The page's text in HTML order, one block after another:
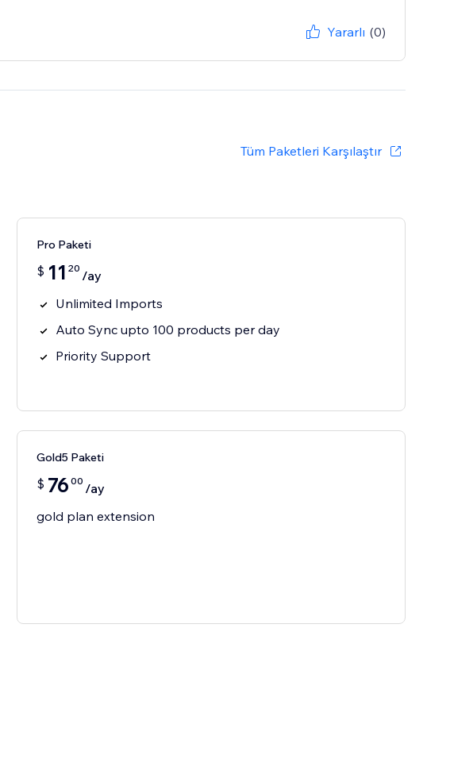
Yararlı (0)
Tüm Paketleri Karşılaştır
Pro Paketi
$ 11 20 /ay
Unlimited Imports
Auto Sync upto 100 products per day
Priority Support
Gold5 Paketi
$ 76 00 /ay
gold plan extension